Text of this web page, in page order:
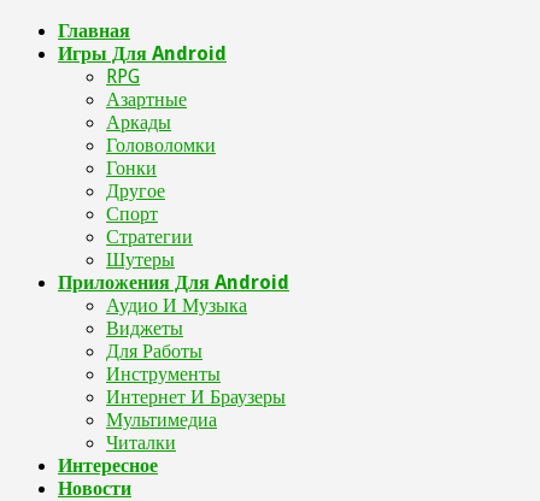
Главная
Игры Для Android
RPG
Азартные
Аркады
Головоломки
Гонки
Другое
Спорт
Стратегии
Шутеры
Приложения Для Android
Аудио И Музыка
Виджеты
Для Работы
Инструменты
Интернет И Браузеры
Мультимедиа
Читалки
Интересное
Новости